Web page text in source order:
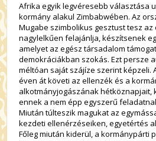
Afrika egyik legvéresebb választása
kormány alakul Zimbabwében. Az
Mugabe szimbolikus gesztust tesz az
nagylelkűen felajánlja, készítsenek
amelyet az egész társadalom
demokráciákban szokás. Ezt persze
méltóan saját szájíze szerint képzeli.
éven át követi az ellenzék és a
alkotmányjogászának hétköznapjait,
ennek a nem épp egyszerű
Miután túlteszik magukat az
kezdeti ellenérzéseiken, egyetértés
Főleg miután kiderül, a kormánypárti